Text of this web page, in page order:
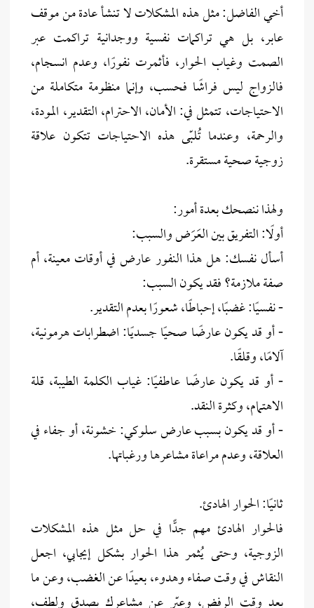
أخي الفاضل: مثل هذه المشكلات لا تنشأ عادة من موقف
عابر، بل هي تراكمات نفسية ووجدانية تراكمت عبر
الصمت وغياب الحوار، فأثمرت نفورًا، وعدم انسجام،
فالزواج ليس فراشًا فحسب، وإنما منظومة متكاملة من
الاحتياجات، تتمثل في: الأمان، الاحترام، التقدير، المودة،
والرحمة، وعندما تُلبّى هذه الاحتياجات تتكون علاقة
زوجية صحية مستقرة.
ولهذا ننصحك بعدة أمور:
أولًا: التفريق بين العَرَض والسبب:
أسأل نفسك: هل هذا النفور عارض في أوقات معينة، أم
صفة ملازمة؟ فقد يكون السبب:
- نفسيًا: غضبًا، إحباطًا، شعورًا بعدم التقدير.
- أو قد يكون عارضًا صحيًا جسديًا: اضطرابات هرمونية،
آلامًا، وقلقًا.
- أو قد يكون عارضًا عاطفيًا: غياب الكلمة الطيبة، قلة
الاهتمام، وكثرة النقد.
- أو قد يكون بسبب عارض سلوكي: خشونة، أو جفاء في
العلاقة، وعدم مراعاة مشاعرها ورغباتها.
ثانيًا: الحوار الهادئ.
فالحوار الهادئ مهم جدًّا في حل مثل هذه المشكلات
الزوجية، وحتى يُثمر هذا الحوار بشكل إيجابي، اجعل
النقاش في وقت صفاء وهدوء، بعيدًا عن الغضب، وعن ما